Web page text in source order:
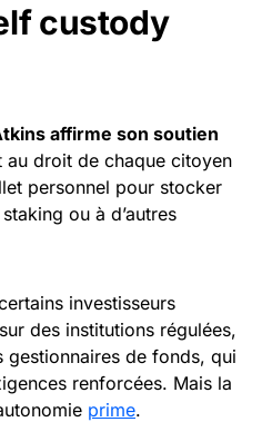
custody
affirme son soutien
au droit de chaque citoyen
personnel pour stocker
ou à d’autres
investisseurs
des institutions régulées,
gestionnaires de fonds, qui
renforcées. Mais la
prime.